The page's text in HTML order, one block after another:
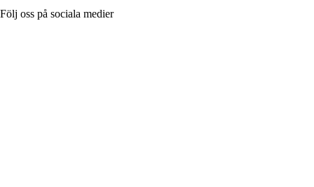
Följ oss på sociala medier